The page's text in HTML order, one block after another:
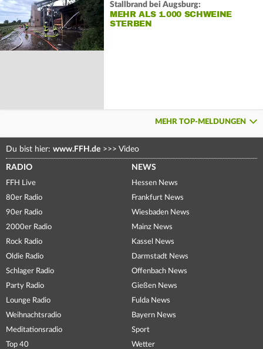
Stallbrand bei Augsburg:
MEHR ALS 1.000 SCHWEINE
STERBEN
MEHR TOP-MELDUNGEN
Du bist hier: www.FFH.de >>> Video
RADIO
FFH Live
80er Radio
90er Radio
2000er Radio
Rock Radio
Oldie Radio
Schlager Radio
Party Radio
Lounge Radio
Weihnachtsradio
Meditationsradio
Top 40
NEWS
Hessen News
Frankfurt News
Wiesbaden News
Mainz News
Kassel News
Darmstadt News
Offenbach News
Gießen News
Fulda News
Bayern News
Sport
Wetter